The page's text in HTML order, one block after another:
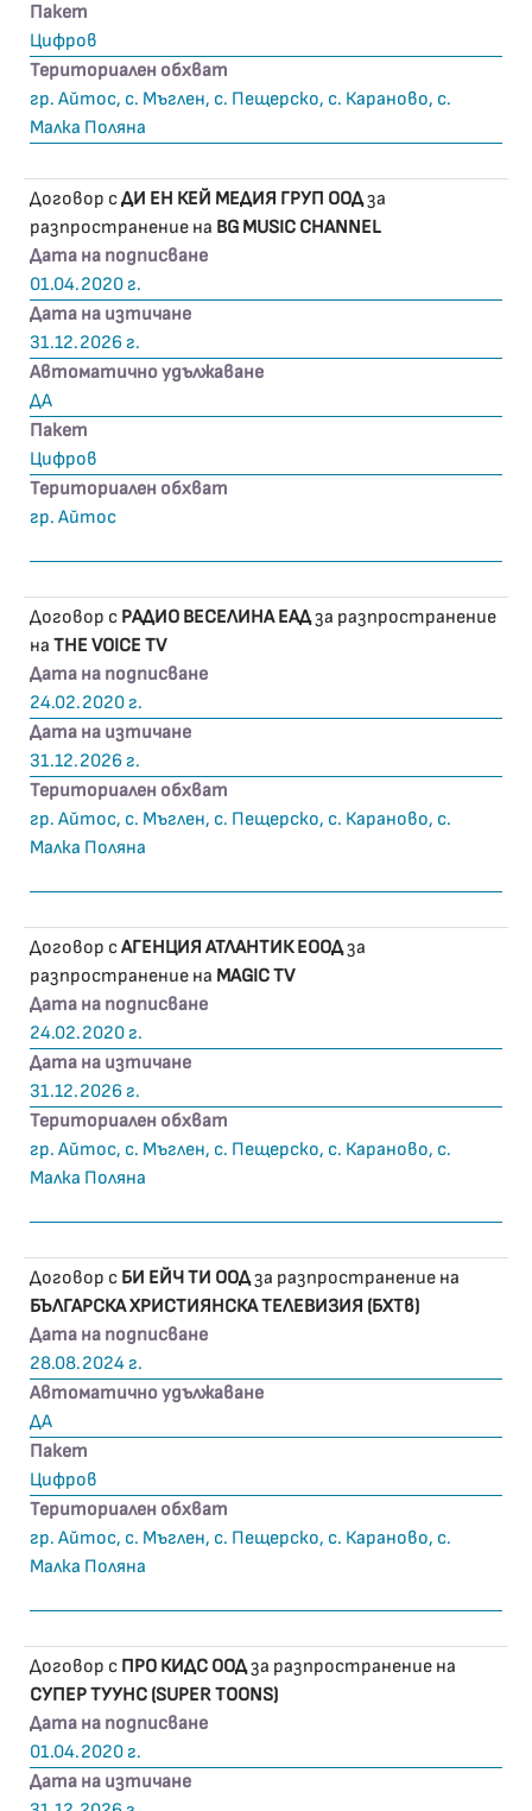
Пакет
Цифров
Териториален обхват
гр. Айтос, с. Мъглен, с. Пещерско, с. Караново, с.
Малка Поляна
Договор сДИ ЕН КЕЙ МЕДИЯ ГРУП ООДза
разпространение на BG MUSIC CHANNEL
Дата на подписване
01.04.2020 г.
Дата на изтичане
31.12.2026 г.
Автоматично удължаване
ДА
Пакет
Цифров
Териториален обхват
гр. Айтос
Договор с РАДИО ВЕСЕЛИНА ЕАДза разпространение
на THE VOICE TV
Дата на подписване
24.02.2020 г.
Дата на изтичане
31.12.2026 г.
Териториален обхват
гр. Айтос, с. Мъглен, с. Пещерско, с. Караново, с.
Малка Поляна
Договор сАГЕНЦИЯ АТЛАНТИК ЕООДза
разпространение на MAGIC TV
Дата на подписване
24.02.2020 г.
Дата на изтичане
31.12.2026 г.
Териториален обхват
гр. Айтос, с. Мъглен, с. Пещерско, с. Караново, с.
Малка Поляна
Договор с БИ ЕЙЧ ТИ ООДза разпространение на
БЪЛГАРСКА ХРИСТИЯНСКА ТЕЛЕВИЗИЯ (БХТв)
Дата на подписване
28.08.2024 г.
Автоматично удължаване
ДА
Пакет
Цифров
Териториален обхват
гр. Айтос, с. Мъглен, с. Пещерско, с. Караново, с.
Малка Поляна
Договор с ПРО КИДС ООДза разпространение на
СУПЕР ТУУНС (SUPER TOONS)
Дата на подписване
01.04.2020 г.
Дата на изтичане